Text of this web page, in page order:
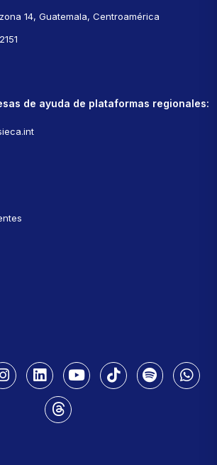
14, Guatemala, Centroamérica
de ayuda de plataformas regionales: